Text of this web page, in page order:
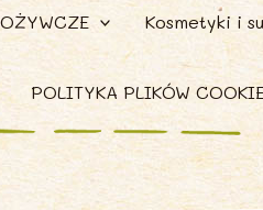
Kosmetyki i
POLITYKA PLIKÓW